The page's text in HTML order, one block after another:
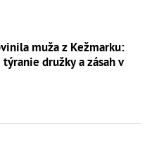
muža z Kežmarku:
družky a zásah v